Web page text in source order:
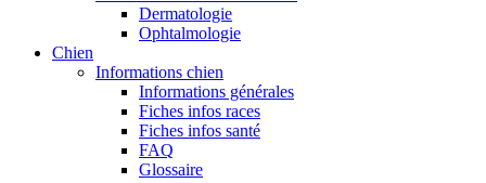
Dermatologie
Ophtalmologie
Chien
Informations chien
Informations générales
Fiches infos races
Fiches infos santé
FAQ
Glossaire